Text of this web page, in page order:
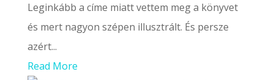
Leginkább a címe miatt vettem meg a könyvet
és mert nagyon szépen illusztrált. És persze
azért...
Read More